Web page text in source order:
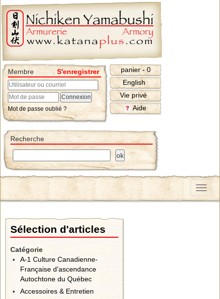
Membre S'enregistrer
Mot de passe oublié ?
panier - 0
English
Vie privé
Aide
Recherche
Menu
Sélection d'articles
Catégorie
A-1 Culture Canadienne-
Française d'ascendance
Autochtone du Québec
Accessoires & Entretien